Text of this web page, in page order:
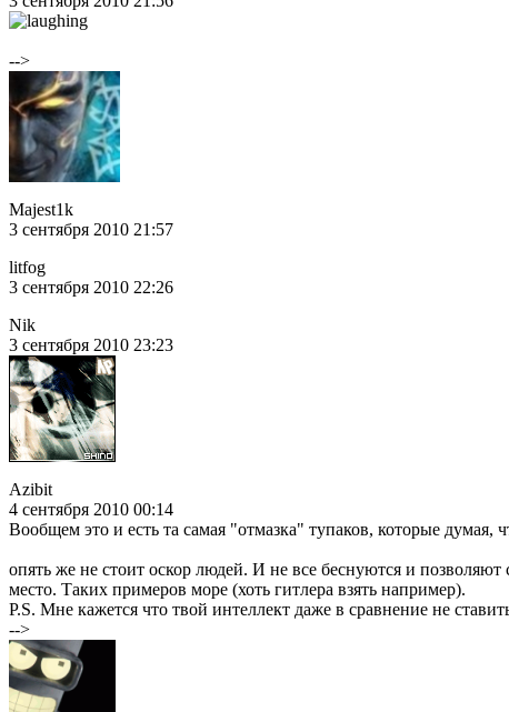
-->
Majest1k
3 сентября 2010 21:57
litfog
3 сентября 2010 22:26
Nik
3 сентября 2010 23:23
Azibit
4 сентября 2010 00:14
Вообщем это и есть та самая "отмазка" тупаков, которые думая,
опять же не стоит оскор людей. И не все беснуются и
место. Таких примеров море (хоть гитлера взять например).
P.S. Мне кажется что твой интеллект даже в сравнение не
-->